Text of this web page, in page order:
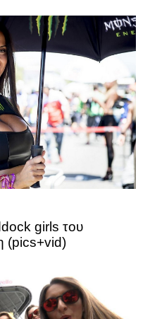
girls του
(pics+vid)